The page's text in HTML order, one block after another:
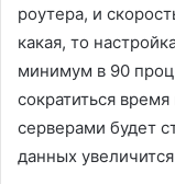
роутера, и
какая, то
минимум в 90
сократиться
серверами будет
данных